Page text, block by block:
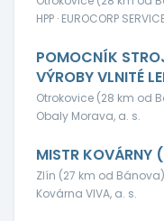
HPP · EUROCORP
POMOCNÍK
VÝROBY VLNITÉ
Otrokovice (28 km od
Obaly Morava, a. s.
MISTR KOVÁRNY
Zlín (27 km od Bánova)
Kovárna VIVA, a. s.